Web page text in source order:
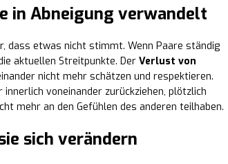
in Abneigung verwandelt
dass etwas nicht stimmt. Wenn Paare ständig
aktuellen Streitpunkte. Der Verlust von
nicht mehr schätzen und respektieren.
voneinander zurückziehen, plötzlich
mehr an den Gefühlen des anderen teilhaben.
sich verändern